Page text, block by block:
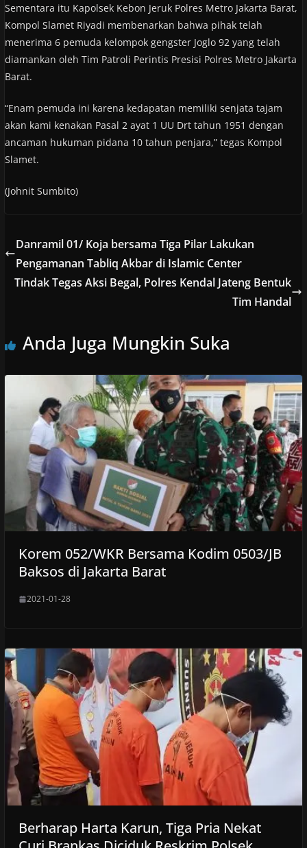
Sementara itu Kapolsek Kebon Jeruk Polres Metro Jakarta Barat,
Kompol Slamet Riyadi membenarkan bahwa pihak telah
menerima 6 pemuda kelompok gengster Joglo 92 yang telah
diamankan oleh Tim Patroli Perintis Presisi Polres Metro Jakarta
Barat.
“Enam pemuda ini karena kedapatan memiliki senjata tajam
akan kami kenakan Pasal 2 ayat 1 UU Drt tahun 1951 dengan
ancaman hukuman pidana 10 tahun penjara,” tegas Kompol
Slamet.
(Johnit Sumbito)
Danramil 01/ Koja bersama Tiga Pilar Lakukan
Pengamanan Tabliq Akbar di Islamic Center
Tindak Tegas Aksi Begal, Polres Kendal Jateng Bentuk
Tim Handal
Anda Juga Mungkin Suka
Korem 052/WKR Bersama Kodim 0503/JB
Baksos di Jakarta Barat
2021-01-28
Berharap Harta Karun, Tiga Pria Nekat